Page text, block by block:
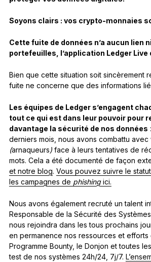
Soyons clairs : vos crypto-monnaies
Cette fuite de données n’a aucun lien
portefeuilles, l’application Ledger Live
Bien que cette situation soit sincèrement
fuite ne concerne que des informations
Les équipes de Ledger s’engagent
tout ce qui est dans leur pouvoir pour
davantage la sécurité de nos données
derniers mois, nous avons combattu avec
(arnaqueurs) face à leurs tentatives de
mots. Cela a été documenté de façon
et notre blog. Vous pouvez suivre le
les campagnes de phishingici.
Nous avons également recruté un talent
Responsable de la Sécurité des
nous rejoindra dans les tous prochains
en permanence nos ressources et efforts
Programme Bounty, le Donjon et toutes
test de nos systèmes 24h/24, 7j/7.